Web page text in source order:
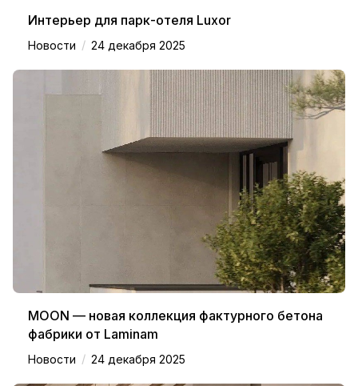
Интерьер для парк-отеля Luxor
Новости / 24 декабря 2025
MOON — новая коллекция фактурного бетона
фабрики от Laminam
Новости / 24 декабря 2025